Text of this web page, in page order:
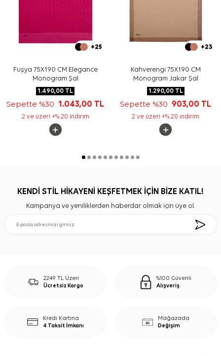
+25
Fuşya 75X190 CM Elegance
Monogram Şal
1.490,00 TL
Sepette %30 1.043,00 TL
2 ve üzeri +% 20 indirim
+23
Kahverengi 75X190 CM
Monogram Jakar Şal
1.290,00TL
Sepette %30 903,00 TL
2 ve üzeri +% 20 indirim
KENDİ STİL HİKAYENİ KEŞFETMEK İÇİN BİZE KATIL!
Kampanya ve yeniliklerden haberdar olmak için üye ol.
2249 TL Üzeri
Ücretsiz Kargo
%100 Güvenli
Alışveriş
Kredi Kartına
4 Taksit İmkanı
Mağazada
Değişim